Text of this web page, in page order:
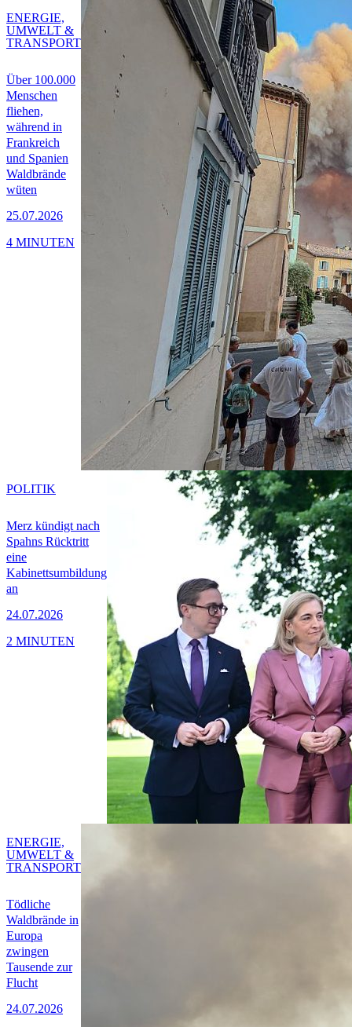
Über 100.000
Menschen
fliehen,
während in
Frankreich
und Spanien
Waldbrände
wüten
25.07.2026
ENERGIE,
UMWELT &
TRANSPORT
4 MINUTEN
Merz kündigt nach
Spahns Rücktritt
eine
Kabinettsumbildung
an
24.07.2026
POLITIK
2 MINUTEN
Tödliche
Waldbrände in
Europa
zwingen
Tausende zur
Flucht
24.07.2026
ENERGIE,
UMWELT &
TRANSPORT